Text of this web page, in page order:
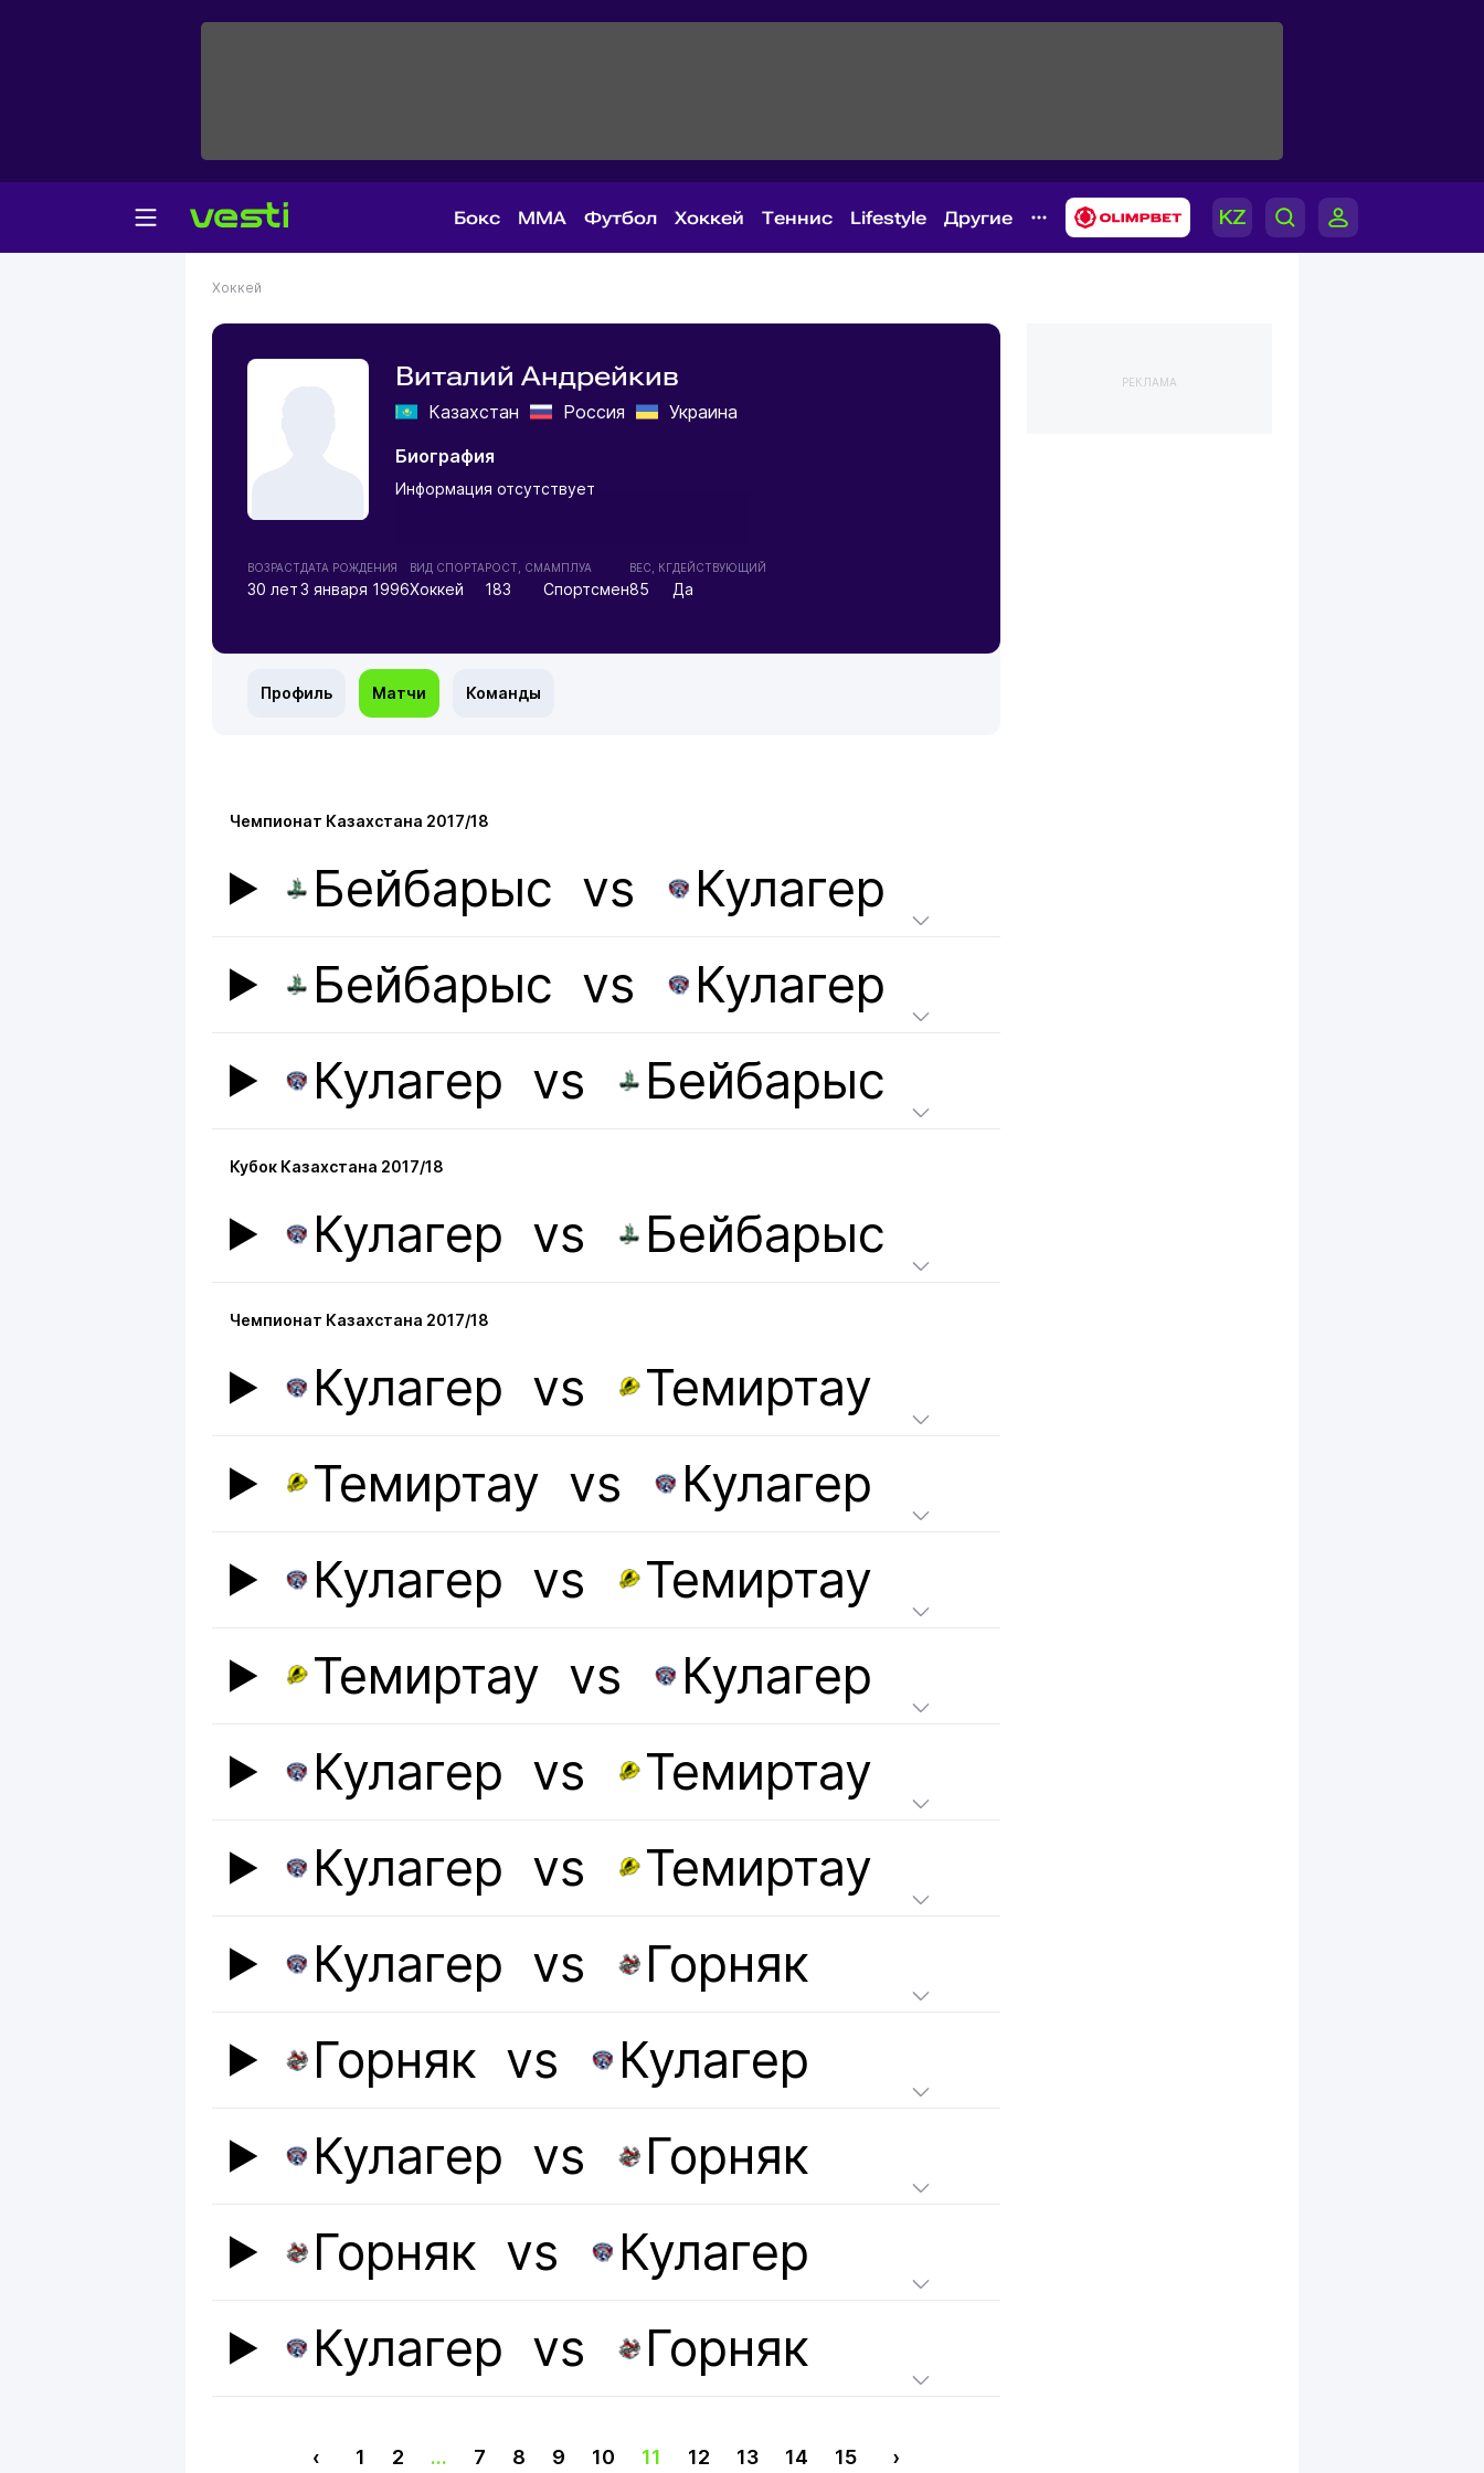
Бокс MMA Футбол Хоккей Теннис Lifestyle Другие
Хоккей
Виталий Андрейкив
Казахстан Россия
Украина
Биография
Информация отсутствует
ВОЗРАСТ
30 лет
ДАТА РОЖДЕНИЯ
3 января 1996
ВИД СПОРТА
Хоккей
РОСТ, СМ
183
АМПЛУА
Спортсмен
ВЕС, КГ
85
ДЕЙСТВУЮЩИЙ
Да
Профиль Матчи Команды
Чемпионат Казахстана 2017/18
Бейбарыс vs
Кулагер
Бейбарыс vs
Кулагер
Кулагер vs Бейбарыс
Кубок Казахстана 2017/18
Кулагер vs Бейбарыс
Чемпионат Казахстана 2017/18
Кулагер vs
Темиртау
Темиртау vs
Кулагер
Кулагер vs
Темиртау
Темиртау vs
Кулагер
Кулагер vs
Темиртау
Кулагер vs
Темиртау
Кулагер vs
Горняк
Горняк vs
Кулагер
Кулагер vs
Горняк
Горняк vs
Кулагер
Кулагер vs Горняк
‹ 1 2 ... 7 8 9 10 11 12 13 14 15 ›
РЕКЛАМА